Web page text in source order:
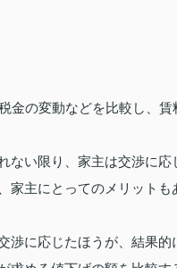
金の変動などを比較し、
ない限り、家主は交渉に応
家主にとってのメリット
に応じたほうが、結果的